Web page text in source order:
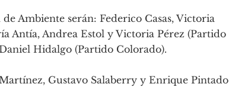
Ambiente serán: Federico Casas, Victoria
Antía, Andrea Estol y Victoria Pérez (Partido
Hidalgo (Partido Colorado).
Gustavo Salaberry y Enrique Pintado